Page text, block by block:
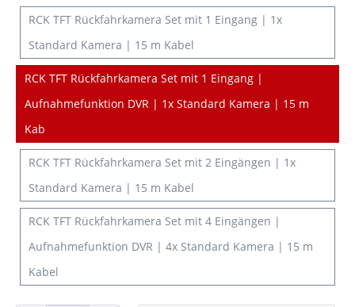
RCK TFT Rückfahrkamera Set mit 1 Eingang | 1x
Standard Kamera | 15 m Kabel
RCK TFT Rückfahrkamera Set mit 1 Eingang |
Aufnahmefunktion DVR | 1x Standard Kamera | 15 m
Kab
RCK TFT Rückfahrkamera Set mit 2 Eingängen | 1x
Standard Kamera | 15 m Kabel
RCK TFT Rückfahrkamera Set mit 4 Eingängen |
Aufnahmefunktion DVR | 4x Standard Kamera | 15 m
Kabel